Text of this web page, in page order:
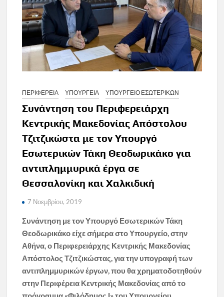
ΠΕΡΙΦΕΡΕΙΑ ΥΠΟΥΡΓΕΙΑ ΥΠΟΥΡΓΕΙΟ ΕΣΩΤΕΡΙΚΩΝ
Συνάντηση του Περιφερειάρχη
Κεντρικής Μακεδονίας Απόστολου
Τζιτζικώστα με τον Υπουργό
Εσωτερικών Τάκη Θεοδωρικάκο για
αντιπλημμυρικά έργα σε
Θεσσαλονίκη και Χαλκιδική
7 Νοεμβρίου, 2019
Συνάντηση με τον Υπουργό Εσωτερικών Τάκη
Θεοδωρικάκο είχε σήμερα στο Υπουργείο, στην
Αθήνα, ο Περιφερειάρχης Κεντρικής Μακεδονίας
Απόστολος Τζιτζικώστας, για την υπογραφή των
αντιπλημμυρικών έργων, που θα χρηματοδοτηθούν
στην Περιφέρεια Κεντρικής Μακεδονίας από το